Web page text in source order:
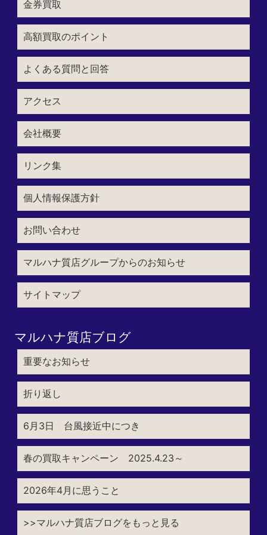
金券買取
高額買取のポイント
よくある質問と回答
アクセス
会社概要
リンク集
個人情報保護方針
お問い合わせ
マルハナ質店グループからのお知らせ
サイトマップ
マルハナ質店ブログ
重要なお知らせ
折り返し
6月3日 台風接近中につき
春の買取キャンペーン 2025.4.23～
2026年4月に思うこと
>>マルハナ質店ブログをもっと見る